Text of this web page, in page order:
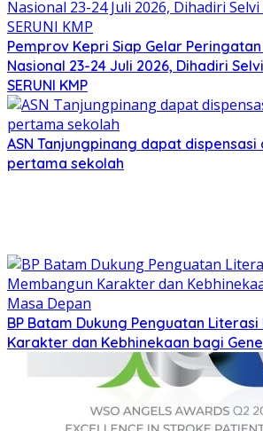
Pemprov Kepri Siap Gelar
Nasional 23-24 Juli 2026, Dihadiri
SERUNI KMP
ASN Tanjungpinang dapat
pertama sekolah
BP Batam Dukung Penguatan
Karakter dan Kebhinekaan bagi